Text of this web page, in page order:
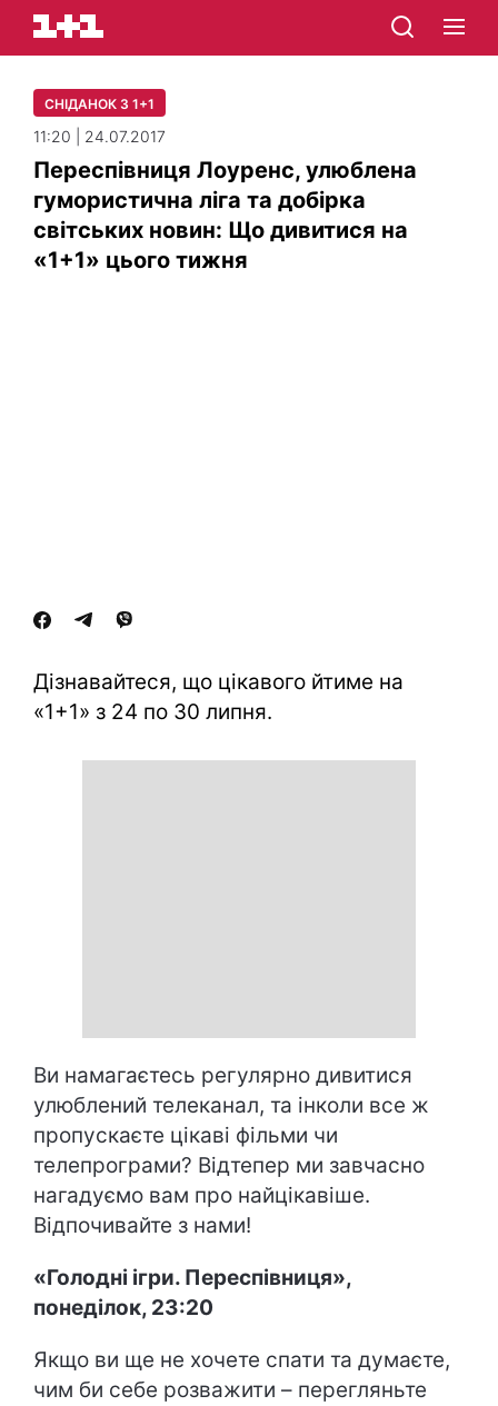
СНІДАНОК З 1+1
11:20 | 24.07.2017
Переспівниця Лоуренс, улюблена
гумористична ліга та добірка
світських новин: Що дивитися на
«1+1» цього тижня
Дізнавайтеся, що цікавого йтиме на
«1+1» з 24 по 30 липня.
Ви намагаєтесь регулярно дивитися
улюблений телеканал, та інколи все ж
пропускаєте цікаві фільми чи
телепрограми? Відтепер ми завчасно
нагадуємо вам про найцікавіше.
Відпочивайте з нами!
«Голодні ігри. Переспівниця»,
понеділок, 23:20
Якщо ви ще не хочете спати та думаєте,
чим би себе розважити – перегляньте